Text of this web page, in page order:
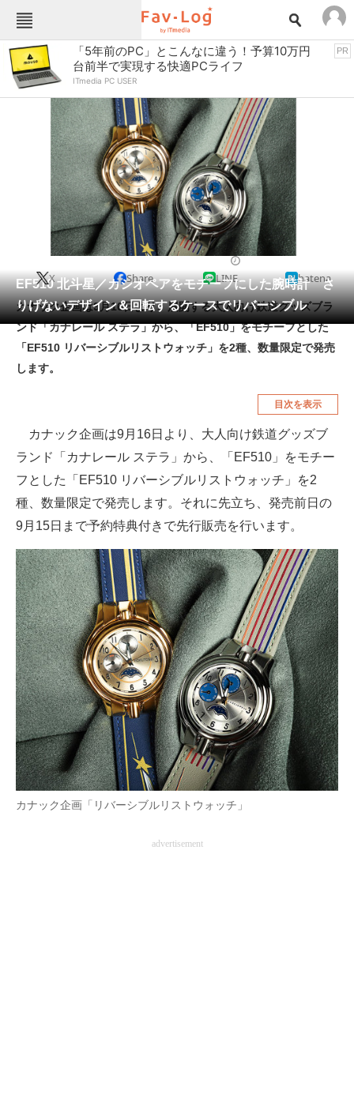
Fav-Logカテゴリー一覧
TOP アウトドア用品
インテリア・収納 おもちゃ・ホビー
キッチン家電
キッチン用品 ゲーム
コンテンツ・サービス スイーツ・お菓子
スポーツ・レジャー スマホ・携帯電話
パソコン・タブレット ファッション
ペット 家電
工具・DIY 本・DVD・CD
生活家電 生活用品
空調・季節家電
釣り具・釣り用品 食品・飲料・お酒
メディア
ITの今と未来を見通す
スマホと通信の最新トレンド
進化するPCとデバイスの未来
好きが集まる 比べて選べる
ビジネスと働き方のヒント
AI活用のいまが分かる
企業ITのトレンドを詳説
経営リーダーのコミュニティ
マーケ×ITの今がよく分かる
「5年前のPC」とこんなに違う！予算10万円
台前半で実現する快適PCライフ
ITmedia PC USER
PR
EF510 北斗星／カシオペアをモチーフにした腕時計 さ
りげないデザイン＆回転するケースでリバーシブル
X Share LINE hatena
カナック企画は9月16日より、展開する大人向け鉄道グッズブラ
ンド「カナレール ステラ」から、「EF510」をモチーフとした
「EF510 リバーシブルリストウォッチ」を2種、数量限定で発売
します。
目次を表示
カナック企画は9月16日より、大人向け鉄道グッズブ
ランド「カナレール ステラ」から、「EF510」をモチー
フとした「EF510 リバーシブルリストウォッチ」を2
種、数量限定で発売します。それに先立ち、発売前日の
9月15日まで予約特典付きで先行販売を行います。
カナック企画「リバーシブルリストウォッチ」
advertisement